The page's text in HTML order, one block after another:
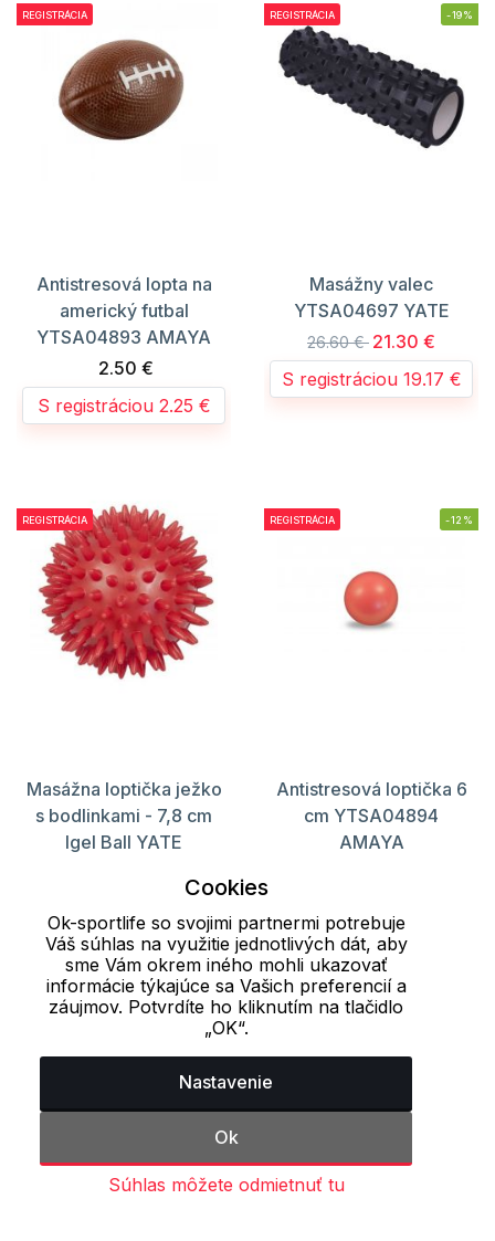
REGISTRÁCIA
Antistresová lopta na
americký futbal
YTSA04893 AMAYA
2.50 €
S registráciou 2.25 €
REGISTRÁCIA -19%
Masážny valec
YTSA04697 YATE
26.60 € 21.30 €
S registráciou 19.17 €
REGISTRÁCIA
Masážna loptička ježko
s bodlinkami - 7,8 cm
Igel Ball YATE
REGISTRÁCIA -12%
Antistresová loptička 6
cm YTSA04894
AMAYA
Načítať ďalších 24 položiek
1 2 3 4
Naposledy prezerané produkty
Cookies
Ok-sportlife so svojimi partnermi potrebuje
Váš súhlas na využitie jednotlivých dát, aby
sme Vám okrem iného mohli ukazovať
informácie týkajúce sa Vašich preferencií a
záujmov. Potvrdíte ho kliknutím na tlačidlo
„OK“.
Nastavenie
Ok
Súhlas môžete odmietnuť tu